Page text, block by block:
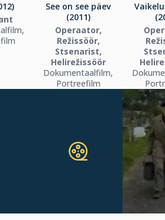
See on see päev
(2011)
Operaator,
Režissöör,
Stsenarist,
Helirežissöör
Dokumentaalfilm,
Portreefilm